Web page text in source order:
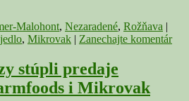
Malohont, Nezaradené, Rožňava |
jedlo, Mikrovak | Zanechajte komentár
stúpli predaje
i Mikrovak